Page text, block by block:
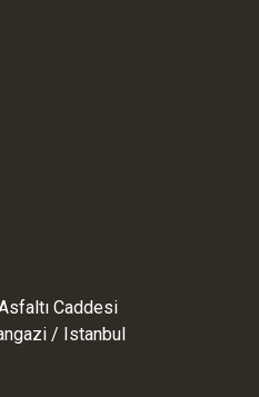
Caddesi
/ Istanbul